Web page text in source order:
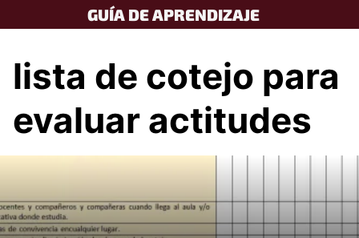
to
GUÍA DE APRENDIZAJE
lista de cotejo para
evaluar actitudes